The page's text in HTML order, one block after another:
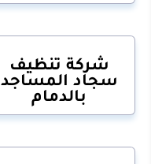
شركة تنظيف
سجاد المساجد
بالدمام